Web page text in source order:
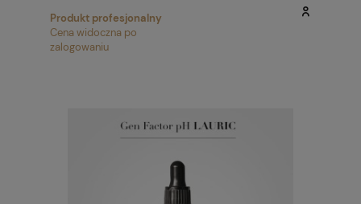
Produkt profesjonalny
Cena widoczna po
zalogowaniu